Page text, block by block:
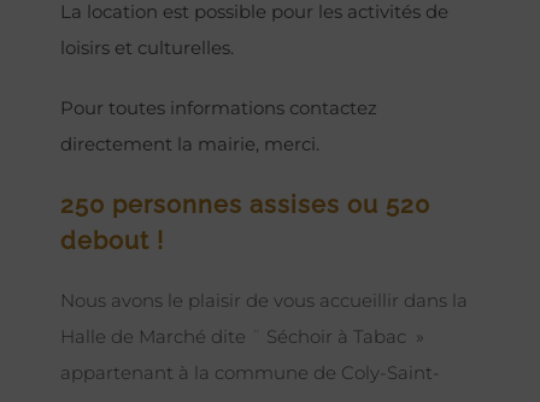
La location est possible pour les activités de
loisirs et culturelles.
Pour toutes informations contactez
directement la mairie, merci.
250 personnes assises ou 520
debout !
Nous avons le plaisir de vous accueillir dans la
Halle de Marché dite ¨ Séchoir à Tabac »
appartenant à la commune de Coly-Saint-